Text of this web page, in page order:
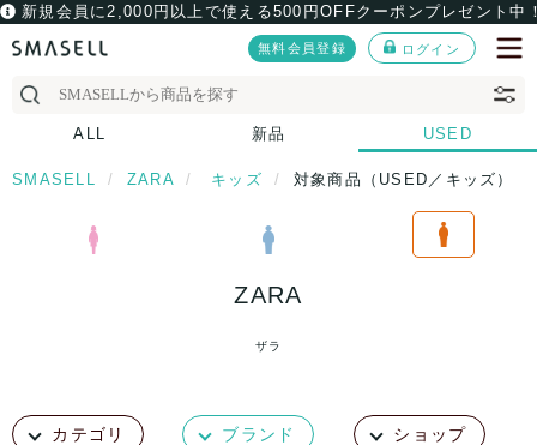
新規会員に2,000円以上で使える500円OFFクーポンプレゼント中
無料会員登録 ログイン
ALL 新品 USED
SMASELL ZARA キッズ 対象商品（USED／キッズ）
ZARA
ザラ
カテゴリ ブランド ショップ